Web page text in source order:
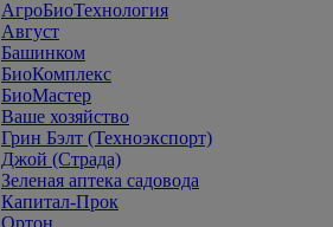
АгроБиоТехнология
Август
Башинком
БиоКомплекс
БиоМастер
Ваше хозяйство
Грин Бэлт (Техноэкспорт)
Джой (Страда)
Зеленая аптека садовода
Капитал-Прок
Ортон